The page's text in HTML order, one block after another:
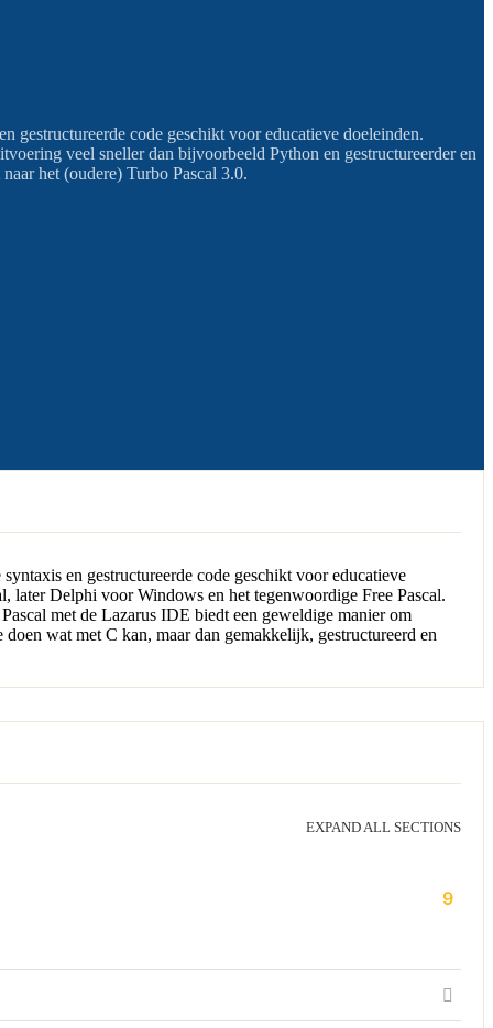
gestructureerde code geschikt voor educatieve doeleinden.
veel sneller dan bijvoorbeeld Python en gestructureerder en
het (oudere) Turbo Pascal 3.0.
en gestructureerde code geschikt voor educatieve
later Delphi voor Windows en het tegenwoordige Free Pascal.
met de Lazarus IDE biedt een geweldige manier om
wat met C kan, maar dan gemakkelijk, gestructureerd en
EXPAND ALL SECTIONS
9